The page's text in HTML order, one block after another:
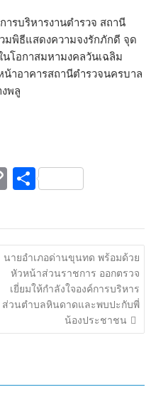
รบริหารงานตำรวจ สถานี
มพิธีแสดงความจงรักภักดี จุด
นโอกาสมหามงคลวันเฉลิม
าอาคารสถานีตำรวจนครบาล
พลู
C
p
y
Li
n
k
S
ar
e
นายอำเภอด่านขุนทด พร้อมด้วย
หัวหน้าส่วนราชการ ออกตรวจ
เยี่ยมให้กำลังใจองค์การบริหาร
ส่วนตำบลหินดาดและพบปะกับพี่
น้องประชาชน